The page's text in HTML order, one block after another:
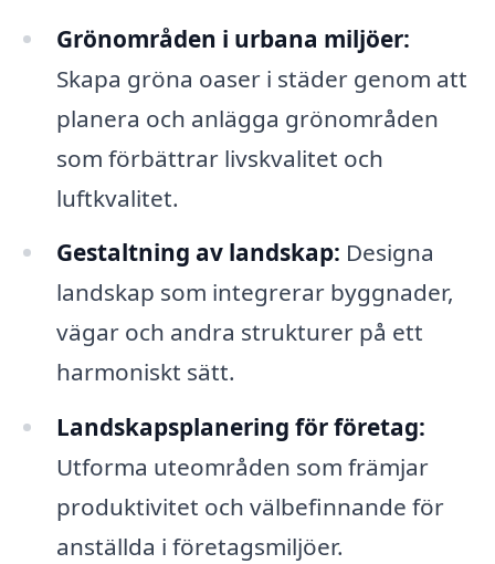
Grönområden i urbana miljöer:
Skapa gröna oaser i städer genom att
planera och anlägga grönområden
som förbättrar livskvalitet och
luftkvalitet.
Gestaltning av landskap: Designa
landskap som integrerar byggnader,
vägar och andra strukturer på ett
harmoniskt sätt.
Landskapsplanering för företag:
Utforma uteområden som främjar
produktivitet och välbefinnande för
anställda i företagsmiljöer.